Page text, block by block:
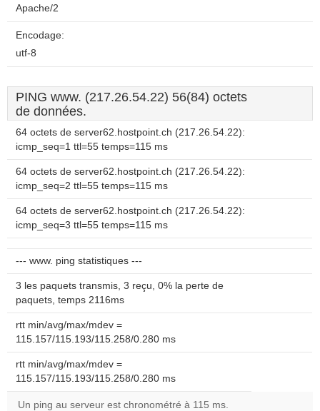
Apache/2
Encodage:
utf-8
PING www. (217.26.54.22) 56(84) octets
de données.
64 octets de server62.hostpoint.ch (217.26.54.22):
icmp_seq=1 ttl=55 temps=115 ms
64 octets de server62.hostpoint.ch (217.26.54.22):
icmp_seq=2 ttl=55 temps=115 ms
64 octets de server62.hostpoint.ch (217.26.54.22):
icmp_seq=3 ttl=55 temps=115 ms
--- www. ping statistiques ---
3 les paquets transmis, 3 reçu, 0% la perte de
paquets, temps 2116ms
rtt min/avg/max/mdev =
115.157/115.193/115.258/0.280 ms
rtt min/avg/max/mdev =
115.157/115.193/115.258/0.280 ms
Un ping au serveur est chronométré à 115 ms.